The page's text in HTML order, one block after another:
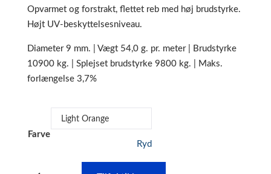
Opvarmet og forstrakt, flettet reb med høj brudstyrke.
Højt UV-beskyttelsesniveau.
Diameter 9 mm. | Vægt 54,0 g. pr. meter | Brudstyrke
10900 kg. | Splejset brudstyrke 9800 kg. | Maks.
forlængelse 3,7%
Farve
Ryd